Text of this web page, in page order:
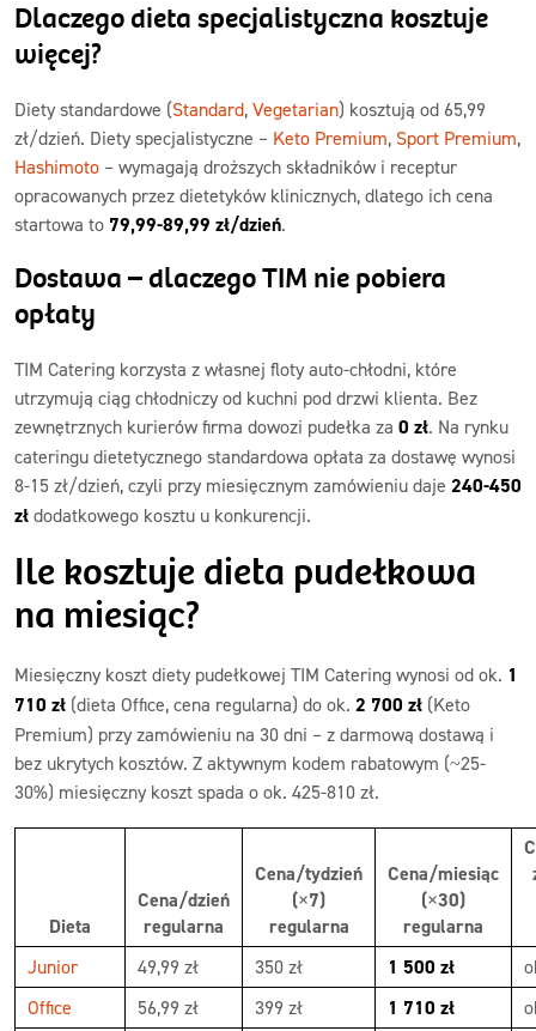
Dlaczego dieta specjalistyczna kosztuje
więcej?
Diety standardowe (Standard, Vegetarian) kosztują od 65,99
zł/dzień. Diety specjalistyczne – Keto Premium, Sport Premium,
Hashimoto – wymagają droższych składników i receptur
opracowanych przez dietetyków klinicznych, dlatego ich cena
startowa to 79,99-89,99 zł/dzień.
Dostawa – dlaczego TIM nie pobiera
opłaty
TIM Catering korzysta z własnej floty auto-chłodni, które
utrzymują ciąg chłodniczy od kuchni pod drzwi klienta. Bez
zewnętrznych kurierów firma dowozi pudełka za 0 zł. Na rynku
cateringu dietetycznego standardowa opłata za dostawę wynosi
8-15 zł/dzień, czyli przy miesięcznym zamówieniu daje 240-450
zł dodatkowego kosztu u konkurencji.
Ile kosztuje dieta pudełkowa
na miesiąc?
Miesięczny koszt diety pudełkowej TIM Catering wynosi od ok. 1
710 zł (dieta Office, cena regularna) do ok. 2 700 zł (Keto
Premium) przy zamówieniu na 30 dni – z darmową dostawą i
bez ukrytych kosztów. Z aktywnym kodem rabatowym (~25-
30%) miesięczny koszt spada o ok. 425-810 zł.
Dieta
Cena/dzień
regularna
Cena/tydzień
(×7)
regularna
Cena/miesiąc
(×30)
regularna
Junior 49,99 zł 350 zł 1 500 zł
Office
56,99 zł 399 zł 1 710 zł